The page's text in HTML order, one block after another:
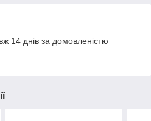
14 днів за домовленістю